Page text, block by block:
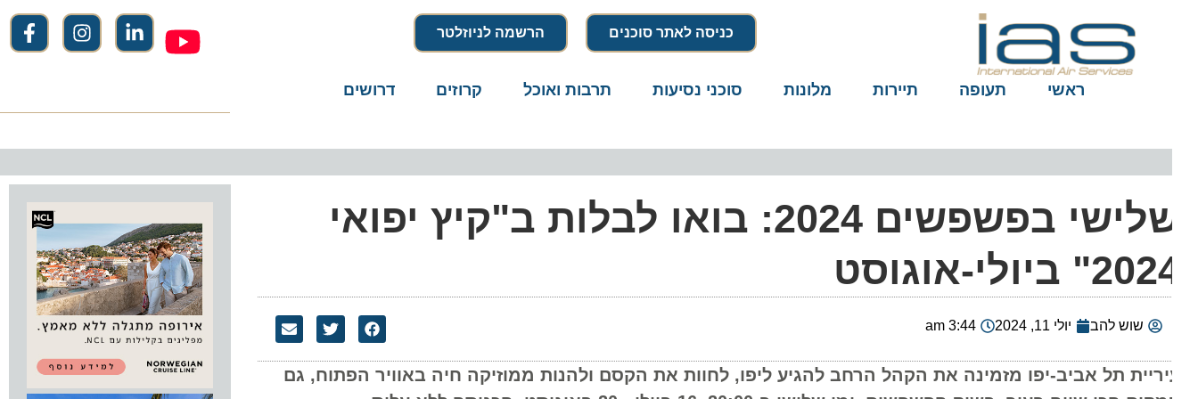
כניסה לאתר סוכנים הרשמה לניוזלטר
ראשי תעופה תיירות מלונות סוכני נסיעות תרבות ואוכל קרוזים דרושים
שלישי בפשפשים 2024: בואו לבלות ב"קיץ יפואי
ביולי-אוגוסט
שוש להב יולי 11, 2024 3:44 am
תל אביב-יפו מזמינה את הקהל הרחב להגיע ליפו, לחוות את הקסם ולהנות ממוזיקה חיה באוויר הפתוח, גם